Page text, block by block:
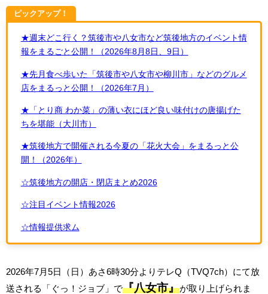
ピックアップ！
★週末どこ行く？筑後市や八女市など筑後地方のイベント情
報をまるごと公開！（2026年8月8日、9日）
★先月食べ歩いた「筑後市や八女市や柳川市」などのグルメ
店をまるっと公開！（2026年7月）
★「とり商 わか菜」の薄い衣にほど良い味付けの唐揚げた
ちを堪能（大川市）
★筑後地方で開催される今夏の「花火大会」をまるっと公
開！（2026年）
☆筑後地方の開店・閉店まとめ2026
☆注目イベント情報2026
☆情報提供求ム
2026年7月5日（日）あさ6時30分よりテレQ（TVQ7ch）にて放
送される「ぐっ！ジョブ」で『八女市』が取り上げられま